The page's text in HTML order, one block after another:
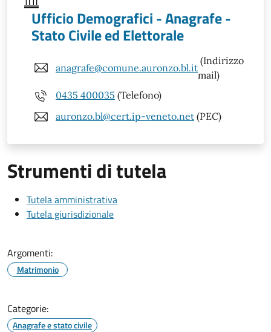
Ufficio Demografici - Anagrafe -
Stato Civile ed Elettorale
anagrafe@comune.auronzo.bl.it
(Indirizzo
mail)
0435 400035 (Telefono)
auronzo.bl@cert.ip-veneto.net (PEC)
Strumenti di tutela
Tutela amministrativa
Tutela giurisdizionale
Argomenti:
Matrimonio
Categorie:
Anagrafe e stato civile